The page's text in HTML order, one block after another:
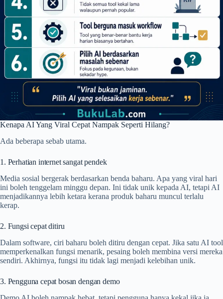
Kenapa AI Yang Viral Cepat Nampak Seperti Hilang?
Ada beberapa sebab utama.
1. Perhatian internet sangat pendek
Media sosial bergerak berdasarkan benda baharu. Apa yang viral hari
ini boleh tenggelam minggu depan. Ini tidak unik kepada AI, tetapi AI
menjadikannya lebih ketara kerana produk baharu muncul terlalu
kerap.
2. Fungsi cepat ditiru
Dalam software, ciri baharu boleh ditiru dengan cepat. Jika satu AI tool
memperkenalkan fungsi menarik, pesaing boleh membina versi mereka
sendiri. Akhirnya, fungsi itu tidak lagi menjadi kelebihan unik.
3. Pengguna cepat bosan dengan demo